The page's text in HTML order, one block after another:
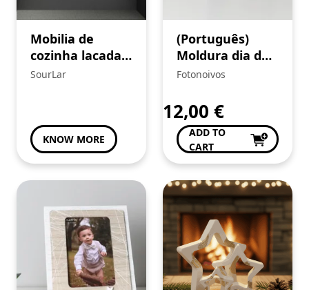
Mobilia de
cozinha lacada,
Ilha
SourLar
KNOW MORE
(Português)
Moldura dia do
Pai
Fotonoivos
12,00 €
ADD TO
CART